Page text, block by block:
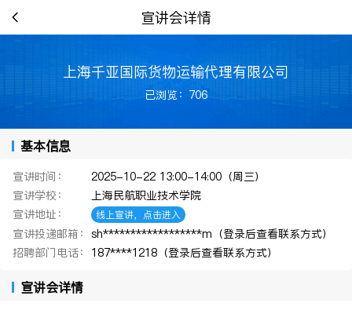
宣讲会详情
上海千亚国际货物运输代理有限公司
已浏览：706
基本信息
宣讲时间：
2025-10-22 13:00-14:00（周三）
宣讲学校：
上海民航职业技术学院
宣讲地址：
线上宣讲，点击进入
宣讲投递邮箱： sh******************m（登录后查看联系方式）
招聘部门电话： 187****1218（登录后查看联系方式）
宣讲会详情